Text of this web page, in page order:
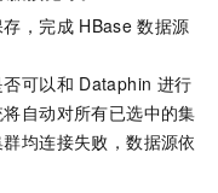
，完成 HBase 数据源
可以和 Dataphin 进行
将自动对所有已选中的集
均连接失败，数据源依